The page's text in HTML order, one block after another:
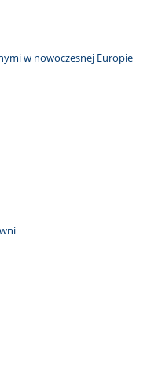
w nowoczesnej Europie